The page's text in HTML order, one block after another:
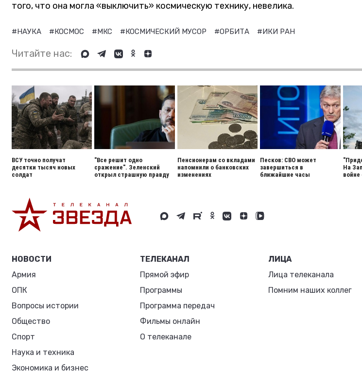
того, что она могла «выключить» космическую технику, невелика.
#НАУКА #КОСМОС #МКС #КОСМИЧЕСКИЙ МУСОР #ОРБИТА #ИКИ РАН
Читайте нас:
ВСУ точно получат
десятки тысяч новых
солдат
"Все решит одно
сражение". Зеленский
открыл страшную правду
Пенсионерам со вкладами
напомнили о банковских
изменениях
Песков: СВО может
завершиться в
ближайшие часы
На
войне
НОВОСТИ
Армия
ОПК
Вопросы истории
Общество
Спорт
Наука и техника
Экономика и бизнес
ТЕЛЕКАНАЛ
Прямой эфир
Программы
Программа передач
Фильмы онлайн
О телеканале
ЛИЦА
Лица телеканала
Помним наших коллег